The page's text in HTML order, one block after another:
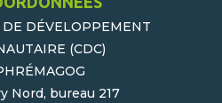
DÉVELOPPEMENT
(CDC)
Nord, bureau 217